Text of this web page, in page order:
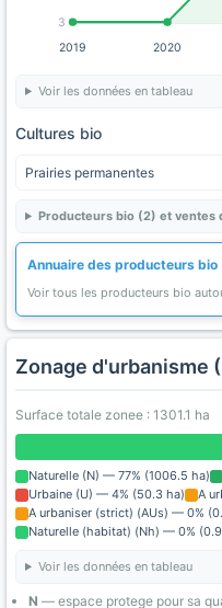
3
2019 2020
Voir les données en tableau
Cultures bio
Prairies permanentes
Producteurs bio (2) et ventes
Annuaire des producteurs bio
Voir tous les producteurs bio
Zonage d'urbanisme
Surface totale zonee : 1301.1 ha
Naturelle (N) — 77% (1006.5 ha)
Urbaine (U) — 4% (50.3 ha)
A
A urbaniser (strict) (AUs) — 0%
Naturelle (habitat) (Nh) — 0%
Voir les données en tableau
N — espace protege pour sa